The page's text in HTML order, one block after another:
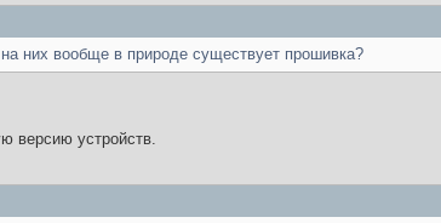
них вообще в природе существует прошивка?
версию устройств.